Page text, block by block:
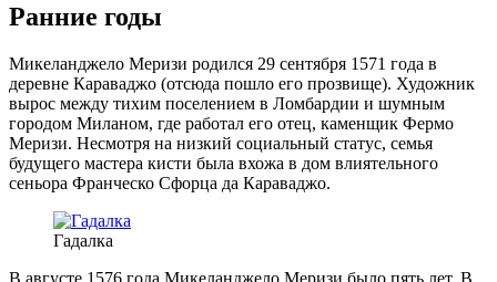
Ранние годы
Микеланджело Меризи родился 29 сентября 1571 года в
деревне Караваджо (отсюда пошло его прозвище). Художник
вырос между тихим поселением в Ломбардии и шумным
городом Миланом, где работал его отец, каменщик Фермо
Меризи. Несмотря на низкий социальный статус, семья
будущего мастера кисти была вхожа в дом влиятельного
сеньора Франческо Сфорца да Караваджо.
Гадалка
В августе 1576 года Микеланджело Меризи было пять лет. В